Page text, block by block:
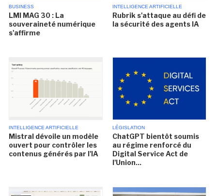
BUSINESS
LMI MAG 30 : La
souveraineté numérique
s'affirme
INTELLIGENCE ARTIFICIELLE
Rubrik s'attaque au défi de
la sécurité des agents IA
INTELLIGENCE ARTIFICIELLE
Mistral dévoile un modèle
ouvert pour contrôler les
contenus générés par l'IA
LÉGISLATION
ChatGPT bientôt soumis
au régime renforcé du
Digital Service Act de
l'Union...